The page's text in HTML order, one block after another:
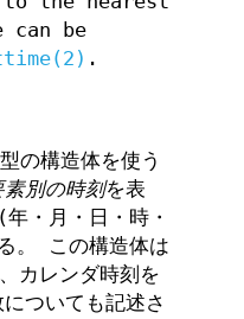
can be
.
型の構造体を使う
素別の時刻を表
・月・日・時・
。 この構造体は
カレンダ時刻を
ついても記述さ